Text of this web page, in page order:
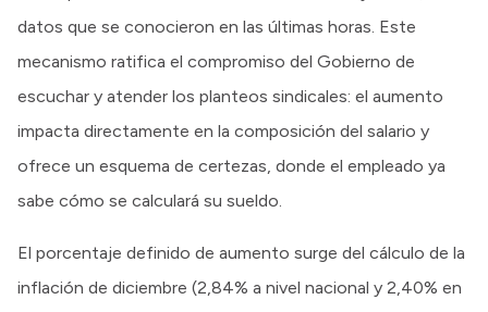
datos que se conocieron en las últimas horas. Este
mecanismo ratifica el compromiso del Gobierno de
escuchar y atender los planteos sindicales: el aumento
impacta directamente en la composición del salario y
ofrece un esquema de certezas, donde el empleado ya
sabe cómo se calculará su sueldo.
El porcentaje definido de aumento surge del cálculo de la
inflación de diciembre (2,84% a nivel nacional y 2,40% en